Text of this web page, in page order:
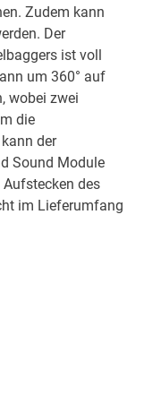
Zudem kann
Der
ist voll
um 360° auf
wobei zwei
die
der
Sound Module
des
im Lieferumfang